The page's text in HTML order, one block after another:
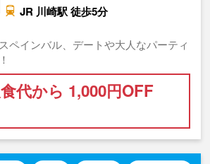
JR 川崎駅 徒歩5分
ペインバル、デートや大人なパーティ
代から 1,000円OFF